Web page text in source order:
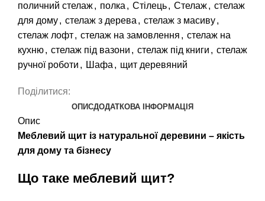
поличний стелаж, полка , Стілець, Стелаж, стелаж
для дому, стелаж з дерева , стелаж з масиву,
стелаж лофт, стелаж на замовлення , стелаж на
кухню, стелаж під вазони , стелаж під книги , стелаж
ручної роботи , Шафа , щит деревяний
Поділитися:
ОПИСДОДАТКОВА ІНФОРМАЦІЯ
Опис
Меблевий щит із натуральної деревини – якість
для дому та бізнесу
Що таке меблевий щит?